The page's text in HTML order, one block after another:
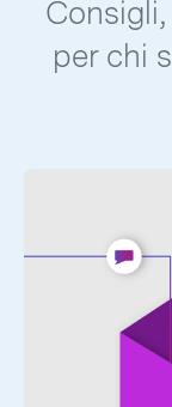
per chi